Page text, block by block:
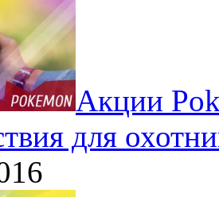
Акции
для